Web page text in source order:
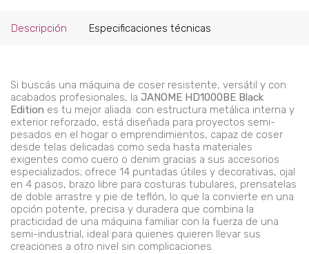
Descripción Especificaciones técnicas
Si buscás una máquina de coser resistente, versátil y con
acabados profesionales, la JANOME HD1000BE Black
Edition es tu mejor aliada: con estructura metálica interna y
exterior reforzado, está diseñada para proyectos semi-
pesados en el hogar o emprendimientos, capaz de coser
desde telas delicadas como seda hasta materiales
exigentes como cuero o denim gracias a sus accesorios
especializados; ofrece 14 puntadas útiles y decorativas, ojal
en 4 pasos, brazo libre para costuras tubulares, prensatelas
de doble arrastre y pie de teflón, lo que la convierte en una
opción potente, precisa y duradera que combina la
practicidad de una máquina familiar con la fuerza de una
semi-industrial, ideal para quienes quieren llevar sus
creaciones a otro nivel sin complicaciones.